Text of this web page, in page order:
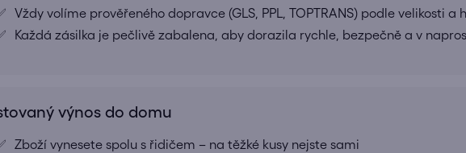
Vždy volíme prověřeného dopravce (GLS, PPL, TOPTRANS) podle velikosti a
Každá zásilka je pečlivě zabalena, aby dorazila rychle, bezpečně a v
výnos do domu
Zboží vynesete spolu s řidičem – na těžké kusy nejste sami